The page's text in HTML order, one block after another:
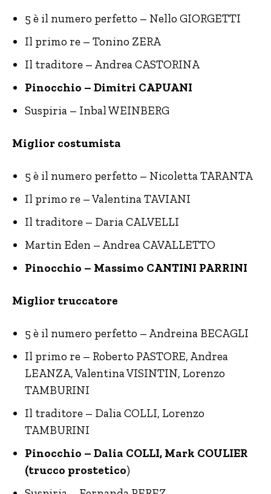
5 è il numero perfetto – Nello GIORGETTI
Il primo re – Tonino ZERA
Il traditore – Andrea CASTORINA
Pinocchio – Dimitri CAPUANI
Suspiria – Inbal WEINBERG
Miglior costumista
5 è il numero perfetto – Nicoletta TARANTA
Il primo re – Valentina TAVIANI
Il traditore – Daria CALVELLI
Martin Eden – Andrea CAVALLETTO
Pinocchio – Massimo CANTINI PARRINI
Miglior truccatore
5 è il numero perfetto – Andreina BECAGLI
Il primo re – Roberto PASTORE, Andrea
LEANZA, Valentina VISINTIN, Lorenzo
TAMBURINI
Il traditore – Dalia COLLI, Lorenzo
TAMBURINI
Pinocchio – Dalia COLLI, Mark COULIER
(trucco prostetico)